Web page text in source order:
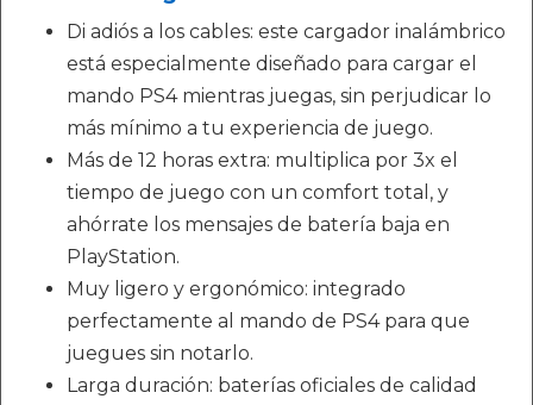
Di adiós a los cables: este cargador inalámbrico
está especialmente diseñado para cargar el
mando PS4 mientras juegas, sin perjudicar lo
más mínimo a tu experiencia de juego.
Más de 12 horas extra: multiplica por 3x el
tiempo de juego con un comfort total, y
ahórrate los mensajes de batería baja en
PlayStation.
Muy ligero y ergonómico: integrado
perfectamente al mando de PS4 para que
juegues sin notarlo.
Larga duración: baterías oficiales de calidad